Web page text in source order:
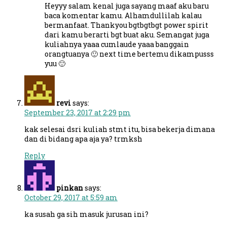
Heyyy salam kenal juga sayang maaf aku baru
baca komentar kamu. Alhamdullilah kalau
bermanfaat. Thankyou bgtbgtbgt power spirit
dari kamu berarti bgt buat aku. Semangat juga
kuliahnya yaaa cumlaude yaaa banggain
orangtuanya 🙂 next time bertemu dikampusss
yuu 🙂
revisays:
September 23, 2017 at 2:29 pm
kak selesai dsri kuliah stmt itu, bisa bekerja dimana
dan di bidang apa aja ya? trmksh
Reply
pinkansays:
October 29, 2017 at 5:59 am
ka susah ga sih masuk jurusan ini?